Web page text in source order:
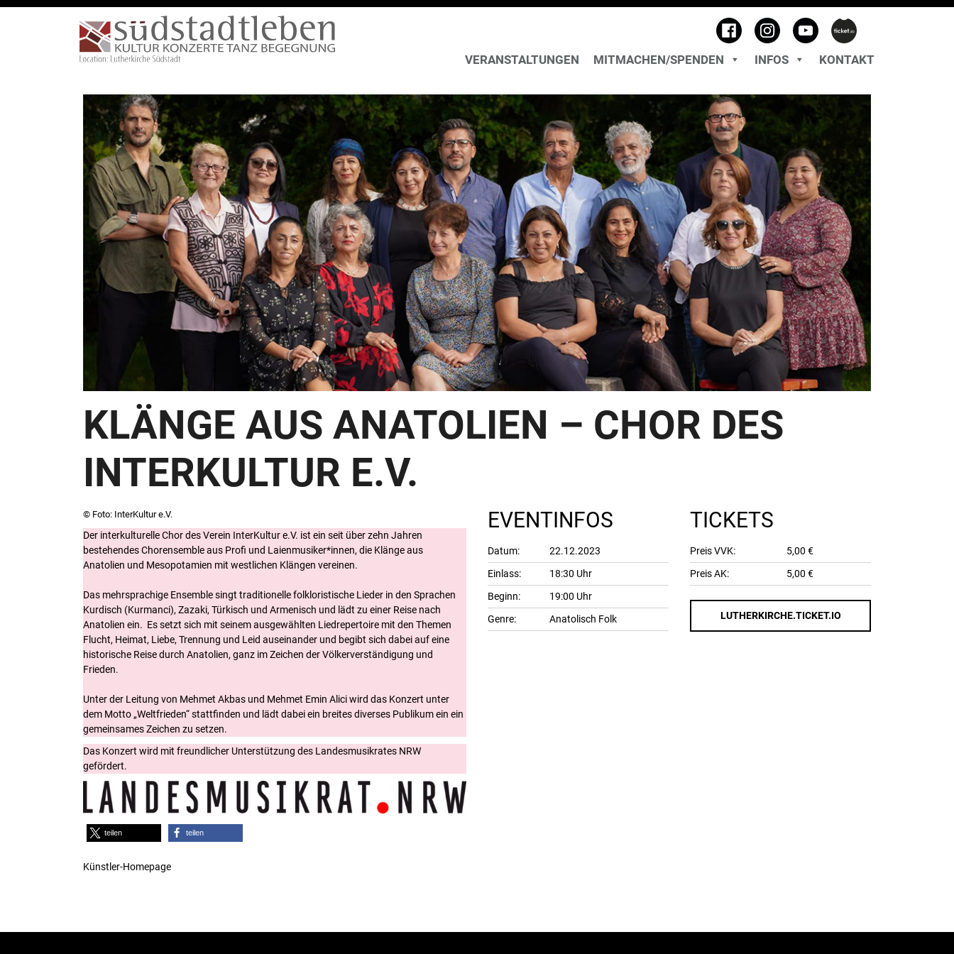
VERANSTALTUNGEN MITMACHEN/SPENDEN INFOS KONTAKT
KLÄNGE AUS ANATOLIEN – CHOR DES
INTERKULTUR E.V.
© Foto: InterKultur e.V.
Der interkulturelle Chor des Verein InterKultur e.V. ist ein seit über zehn Jahren
bestehendes Chorensemble aus Profi und Laienmusiker*innen, die Klänge aus
Anatolien und Mesopotamien mit westlichen Klängen vereinen.
Das mehrsprachige Ensemble singt traditionelle folkloristische Lieder in den Sprachen
Kurdisch (Kurmanci), Zazaki, Türkisch und Armenisch und lädt zu einer Reise nach
Anatolien ein. Es setzt sich mit seinem ausgewählten Liedrepertoire mit den Themen
Flucht, Heimat, Liebe, Trennung und Leid auseinander und begibt sich dabei auf eine
historische Reise durch Anatolien, ganz im Zeichen der Völkerverständigung und
Frieden.
Unter der Leitung von Mehmet Akbas und Mehmet Emin Alici wird das Konzert unter
dem Motto „Weltfrieden“ stattfinden und lädt dabei ein breites diverses Publikum ein ein
gemeinsames Zeichen zu setzen.
Das Konzert wird mit freundlicher Unterstützung des Landesmusikrates NRW
gefördert.
teilen teilen
Künstler-Homepage
EVENTINFOS
Datum:
22.12.2023
Einlass:
18:30 Uhr
Beginn:
19:00 Uhr
Genre:
Anatolisch Folk
TICKETS
Preis VVK:
5,00 €
Preis AK:
5,00 €
LUTHERKIRCHE.TICKET.IO